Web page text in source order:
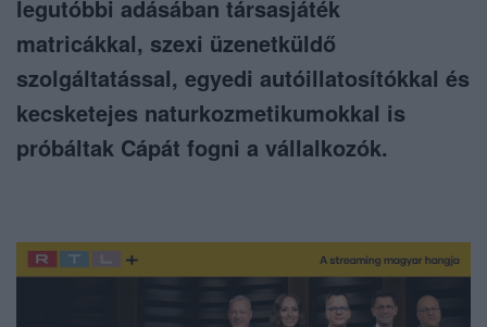
legutóbbi adásában társasjáték
matricákkal, szexi üzenetküldő
szolgáltatással, egyedi autóillatosítókkal és
kecsketejes naturkozmetikumokkal is
próbáltak Cápát fogni a vállalkozók.